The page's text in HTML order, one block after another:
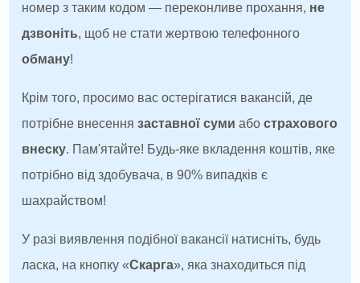
номер з таким кодом — переконливе прохання, не
дзвоніть, щоб не стати жертвою телефонного
обману!
Крім того, просимо вас остерігатися вакансій, де
потрібне внесеннязаставної суми абострахового
внеску. Пам'ятайте! Будь-яке вкладення коштів, яке
потрібно від здобувача, в 90% випадків є
шахрайством!
У разі виявлення подібної вакансії натисніть, будь
ласка, на кнопку «Скарга», яка знаходиться під